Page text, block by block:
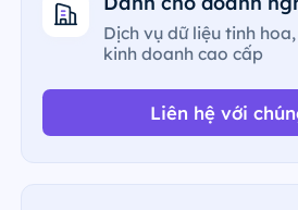
Dịch vụ dữ liệu tinh
kinh doanh cao cấp
Liên hệ với